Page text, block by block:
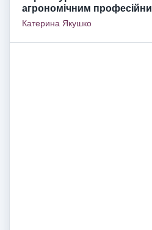
агрономічним
Катерина Якушко